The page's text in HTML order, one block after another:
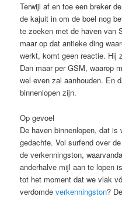
Terwijl af en toe een breker
de kajuit in om de boel nog
te zoeken met de haven van
maar op dat antieke ding
werkt, komt geen reactie. Hij
Dan maar per GSM, waarop
wel even zal aanhouden. En
binnenlopen zijn.
Op gevoel
De haven binnenlopen, dat
gedachte. Vol surfend over
de verkenningston,
anderhalve mijl aan te lopen
tot het moment dat we vlak
verdomdeverkenningston?